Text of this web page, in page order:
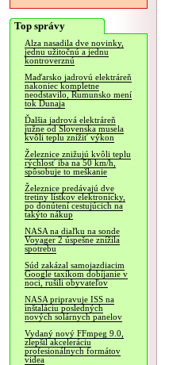
Top správy
Alza nasadila dve novinky,
jednu užitočnú a jednu
kontroverznú
Maďarsko jadrovú elektráreň
nakoniec kompletne
neodstavilo, Rumunsko mení
tok Dunaja
Ďalšia jadrová elektráreň
južne od Slovenska musela
kvôli teplu znížiť výkon
Železnice znižujú kvôli teplu
rýchlosť iba na 50 km/h,
spôsobuje to meškanie
Železnice predávajú dve
tretiny lístkov elektronicky,
po donútení cestujúcich na
takýto nákup
NASA na diaľku na sonde
Voyager 2 úspešne znížila
spotrebu
Súd zakázal samojazdiacim
Google taxíkom dobíjanie v
noci, rušili obyvateľov
NASA pripravuje ISS na
inštaláciu posledných
nových solárnych panelov
Vydaný nový FFmpeg 9.0,
zlepšil akceleráciu
profesionálnych formátov
videa